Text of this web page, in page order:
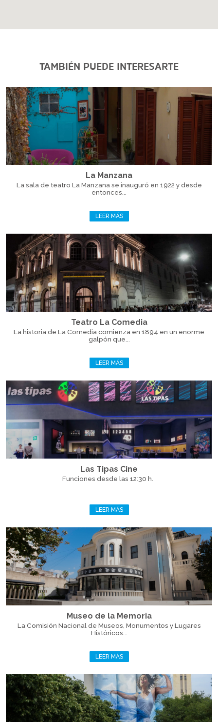
TAMBIÉN PUEDE INTERESARTE
La Manzana
La sala de teatro La Manzana se inauguró en 1922 y desde
entonces...
LEER MÁS
Teatro La Comedia
La historia de La Comedia comienza en 1894 en un enorme
galpón que...
LEER MÁS
Las Tipas Cine
Funciones desde las 12:30 h.
LEER MÁS
Museo de la Memoria
La Comisión Nacional de Museos, Monumentos y Lugares
Históricos...
LEER MÁS